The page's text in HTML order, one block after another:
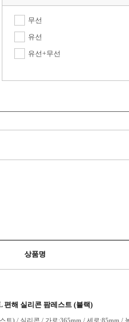
무선
유선
유선+무선